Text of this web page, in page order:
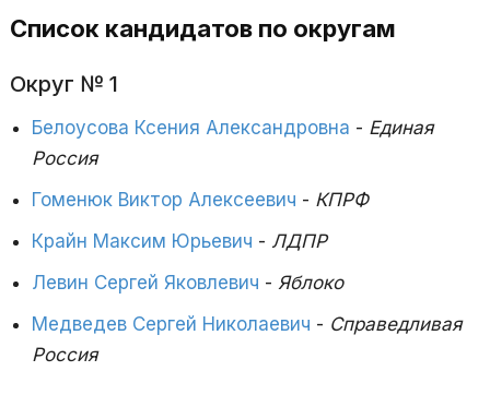
Список кандидатов по округам
Округ № 1
Белоусова Ксения Александровна - Единая
Россия
Гоменюк Виктор Алексеевич - КПРФ
Крайн Максим Юрьевич - ЛДПР
Левин Сергей Яковлевич - Яблоко
Медведев Сергей Николаевич - Справедливая
Россия